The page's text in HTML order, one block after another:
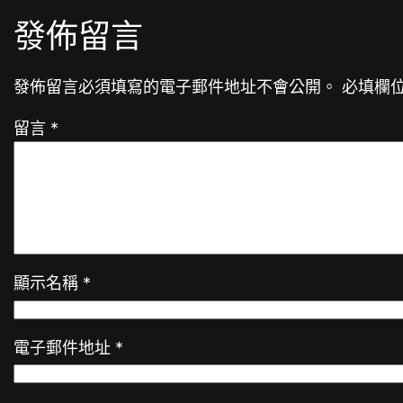
發佈留言
發佈留言必須填寫的電子郵件地址不會公開。 必填欄
留言 *
顯示名稱 *
電子郵件地址 *